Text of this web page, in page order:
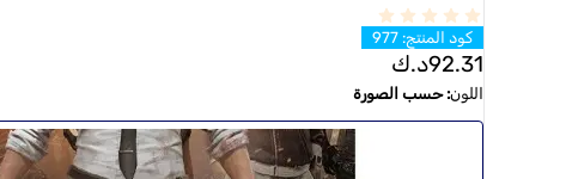
كود المنتج:
977
92.31د.ك
اللون:حسب الصورة